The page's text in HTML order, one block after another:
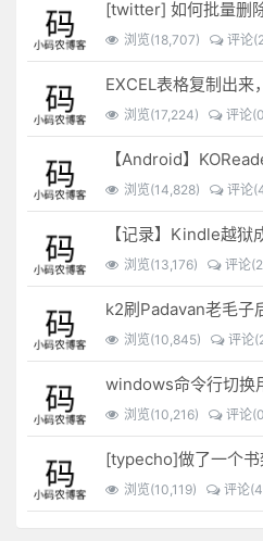
[twitter] 如何批量删
浏览(18,707) 评论
浏览(17,224) 评论
【Android】
浏览(14,828) 评论
【记录】Kindle越狱
浏览(13,176) 评论
浏览(10,845) 评论
windows命令行切换
浏览(10,216) 评论
[typecho]做了一个书
浏览(10,119) 评论